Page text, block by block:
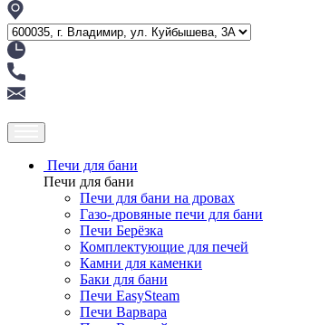
Печи для бани
Печи для бани
Печи для бани на дровах
Газо-дровяные печи для бани
Печи Берёзка
Комплектующие для печей
Камни для каменки
Баки для бани
Печи EasySteam
Печи Варвара